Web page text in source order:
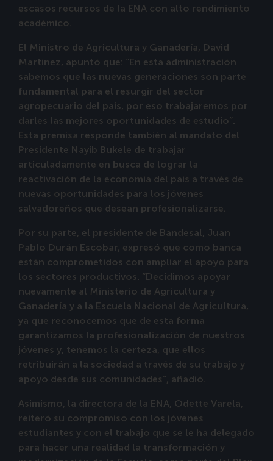
escasos recursos de la ENA con alto rendimiento
académico.
El Ministro de Agricultura y Ganadería, David
Martínez, apuntó que: “En esta administración
sabemos que las nuevas generaciones son parte
fundamental para el resurgir del sector
agropecuario del país, por eso trabajaremos por
darles las mejores oportunidades de estudio”.
Esta premisa responde también al mandato del
Presidente Nayib Bukele de trabajar
articuladamente en busca de lograr la
reactivación de la economía del país a través de
nuevas oportunidades para los jóvenes
salvadoreños que desean profesionalizarse.
Por su parte, el presidente de Bandesal, Juan
Pablo Durán Escobar, expresó que como banca
están comprometidos con ampliar el apoyo para
los sectores productivos. “Decidimos apoyar
nuevamente al Ministerio de Agricultura y
Ganadería y a la Escuela Nacional de Agricultura,
ya que reconocemos que de esta forma
garantizamos la profesionalización de nuestros
jóvenes y, tenemos la certeza, que ellos
retribuirán a la sociedad a través de su trabajo y
apoyo desde sus comunidades”, añadió.
Asimismo, la directora de la ENA, Odette Varela,
reiteró su compromiso con los jóvenes
estudiantes y con el trabajo que se le ha delegado
para hacer una realidad la transformación y